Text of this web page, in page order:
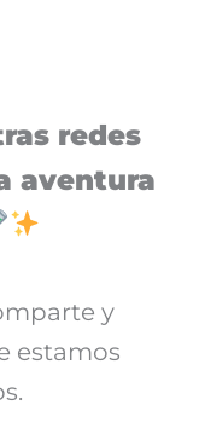
redes
aventura
y
estamos